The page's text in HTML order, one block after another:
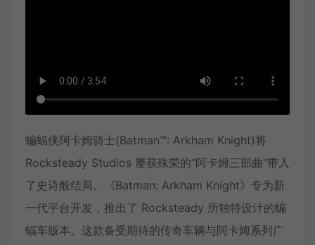
蝙蝠侠阿卡姆骑士(Batman™: Arkham Knight)将
Rocksteady Studios 屡获殊荣的“阿卡姆三部曲”带入
了史诗般结局。《Batman: Arkham Knight》专为新
一代平台开发，推出了 Rocksteady 所独特设计的蝙
蝠车版本。这款备受期待的传奇车辆与阿卡姆系列广